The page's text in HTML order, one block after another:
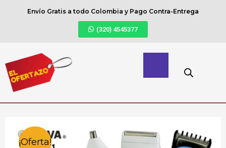
Envío Gratis a todo Colombia y Pago Contra-Entrega
(320) 4545377
¡Oferta!